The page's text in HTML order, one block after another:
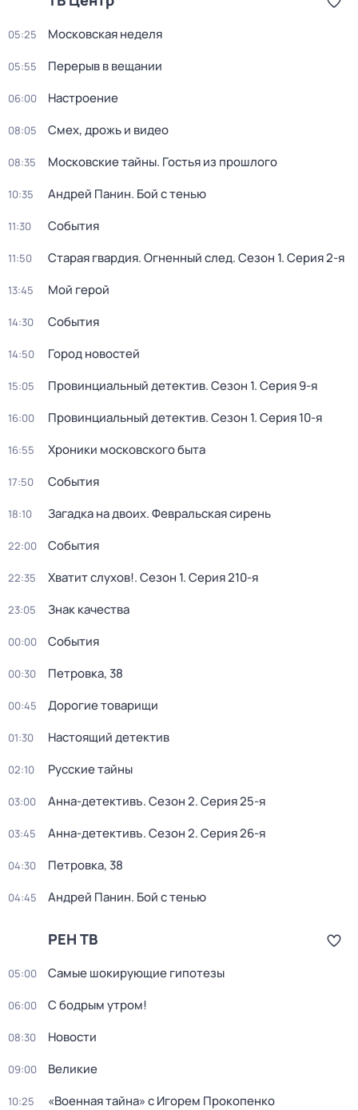
05:25 Московская неделя
05:55 Перерыв в вещании
06:00 Настроение
08:05 Смех, дрожь и видео
08:35 Московские тайны. Гостья из прошлого
10:35 Андрей Панин. Бой с тенью
11:30 События
11:50 Старая гвардия. Огненный след. Сезон 1. Серия 2-я
13:45 Мой герой
14:30 События
14:50 Город новостей
15:05 Провинциальный детектив. Сезон 1. Серия 9-я
16:00 Провинциальный детектив. Сезон 1. Серия 10-я
16:55 Хроники московского быта
17:50 События
18:10 Загадка на двоих. Февральская сирень
22:00 События
22:35 Хватит слухов!. Сезон 1. Серия 210-я
23:05 Знак качества
00:00 События
00:30 Петровка, 38
00:45 Дорогие товарищи
01:30 Настоящий детектив
02:10 Русские тайны
03:00 Анна-детективъ. Сезон 2. Серия 25-я
03:45 Анна-детективъ. Сезон 2. Серия 26-я
04:30 Петровка, 38
04:45 Андрей Панин. Бой с тенью
РЕН ТВ
05:00 Самые шoкиpующие гипотезы
06:00 С бодрым утром!
08:30 Новости
09:00 Великие
10:25 «Военная тайна» с Игорем Прокопенко